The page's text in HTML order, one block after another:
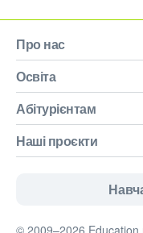
Про нас
Освіта
Абітурієнтам
Наші проєкти
© 2009–2026